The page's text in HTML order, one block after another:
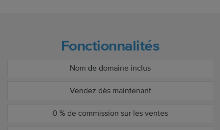
Fonctionnalités
Nom de domaine inclus
Vendez dès maintenant
0 % de commission sur les ventes